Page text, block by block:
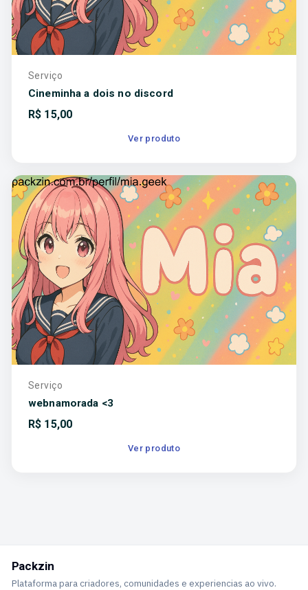
Serviço
Cineminha a dois no discord
R$ 15,00
Ver produto
Serviço
webnamorada <3
R$ 15,00
Ver produto
Packzin
Plataforma para criadores, comunidades e experiencias ao vivo.